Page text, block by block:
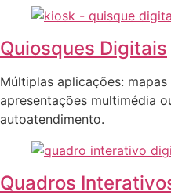
Quiosques Digitais
Múltiplas aplicações:
apresentações multimédia
autoatendimento.
Quadros